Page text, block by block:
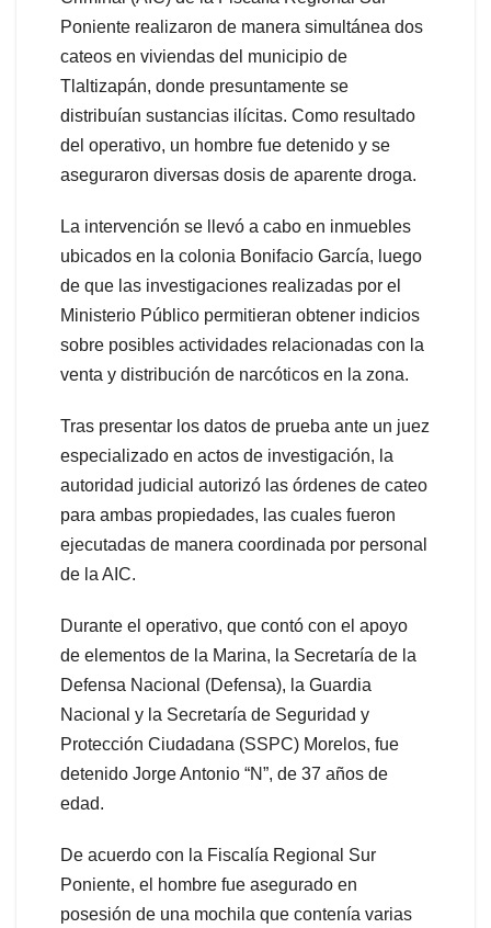
Poniente realizaron de manera simultánea dos
cateos en viviendas del municipio de
Tlaltizapán, donde presuntamente se
distribuían sustancias ilícitas. Como resultado
del operativo, un hombre fue detenido y se
aseguraron diversas dosis de aparente droga.
La intervención se llevó a cabo en inmuebles
ubicados en la colonia Bonifacio García, luego
de que las investigaciones realizadas por el
Ministerio Público permitieran obtener indicios
sobre posibles actividades relacionadas con la
venta y distribución de narcóticos en la zona.
Tras presentar los datos de prueba ante un juez
especializado en actos de investigación, la
autoridad judicial autorizó las órdenes de cateo
para ambas propiedades, las cuales fueron
ejecutadas de manera coordinada por personal
de la AIC.
Durante el operativo, que contó con el apoyo
de elementos de la Marina, la Secretaría de la
Defensa Nacional (Defensa), la Guardia
Nacional y la Secretaría de Seguridad y
Protección Ciudadana (SSPC) Morelos, fue
detenido Jorge Antonio “N”, de 37 años de
edad.
De acuerdo con la Fiscalía Regional Sur
Poniente, el hombre fue asegurado en
posesión de una mochila que contenía varias